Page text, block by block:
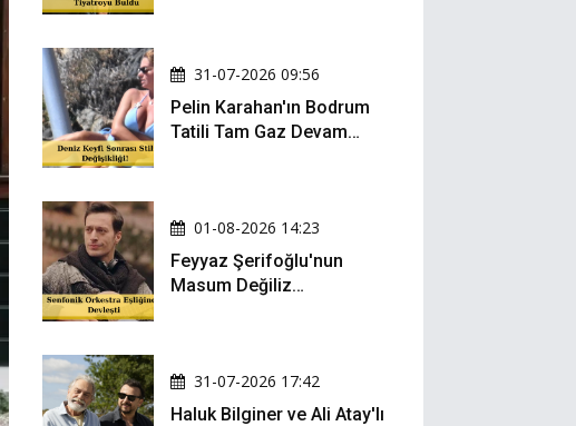
31-07-2026 09:56
Pelin Karahan'ın Bodrum
Tatili Tam Gaz Devam
01-08-2026 14:23
Feyyaz Şerifoğlu'nun
Masum Değiliz
31-07-2026 17:42
Haluk Bilginer ve Ali Atay'lı